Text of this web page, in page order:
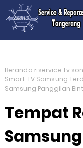
Beranda service tv
Smart TV Samsung
Samsung Panggilan
Tempat